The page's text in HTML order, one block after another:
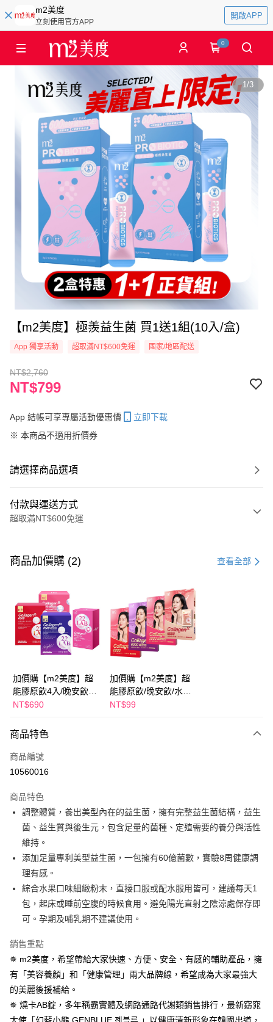
m2美度
立刻使用官方APP
開啟APP
0
1/3
【m2美度】極羨益生菌 買1送1組(10入/盒)
App 獨享活動 超取滿NT$600免運 國家/地區配送
NT$2,760
NT$799
App 結帳可享專屬活動優惠價
立即下載
※ 本商品不適用折價券
請選擇商品選項
付款與運送方式
超取滿NT$600免運
信用卡一次付款
LINE Pay
Apple Pay
街口支付
悠遊付
大哥付你分期
相關說明
1.本服務由台灣大哥大提供，台灣大哥大用戶可立即使用無須另外申請。
流程，驗證手機門號後，選擇欲分期的期數、繳款截止日，確認付款後即完
成交易。
消。如遇「轉專審核」未通過狀況，表示未達大哥付你分期系統評分，恕無
法說明評估內容。
【繳款方式說明】
1.分期款項不併入電信帳單，「大哥付你分期」於每月結算日後寄送繳費提
醒簡訊。
2.透過簡訊連結打開帳單後，可選擇「超商條碼／台灣大直營門市／銀行轉
【注意事項】
1.本服務係由「台灣大哥大股份有限公司」（以下簡稱本公司）所提供，讓
用戶於交易時，得透過本服務購買商品或服務，並由商店將買賣／分期付款
買賣價金債權讓與本公司後，依約使用本公司帳單繳交帳款。
資料（包含姓名、電話或地址）提供予台灣大哥大進項蒐集、處理及利用，
由本公司與您本人進行分期帳單所需資料之確認、核對及更正。
3.完整用戶服務條款，請詳閱以下連結：https://oppay.tw/userRule
AFTEE先享後付
【關於「AFTEE先享後付」】
AFTEE先享後付是「在收到商品之後才付款」的支付方式。 讓您購物簡單
１．簡單：不需註冊會員、不需綁卡、不需儲值。
３．安心：先確認商品／服務後，再付款。
【「AFTEE先享後付」結帳流程】
１．於結帳方式選擇「AFTEE先享後付」後，將跳轉至「AFTEE先享後付」
結帳頁面，進行簡訊認證並確認金額後，即可完成結帳。
２．訂單成立數日內，您將收到繳費通知簡訊。
３．收到繳費通知簡訊後14天內，點擊此簡訊中的連結，可透過四大超商／
ATM／網路銀行／等多元方式進行付款，方視為交易完成。
※ 請注意：結帳手續完成當下不需立刻繳費，但若您需要取消訂單，請聯絡
購買商品的店家。未經商家同意取消之訂單仍視為有效，需透過AFTEE先享
是否繳費成功／繳費後需取消欲退款等相關疑問，請聯繫「AFTEE先享後付
客戶支援中心」https://netprotections.freshdesk.com/support/home
【注意事項】
１．透過由恩沛科技股份有限公司提供之「AFTEE先享後付」服務完成之交
易，需依本服務之必要範圍內提供個人資料，並將交易相關給付款項請求債
權轉讓予恩沛科技股份有限公司。
ATM付款
運送方式
每筆NT$100，滿NT$600(含以上)免運費
付款後全家取貨
每筆NT$100，滿NT$600(含以上)免運費
萊爾富取貨付款
每筆NT$100，滿NT$600(含以上)免運費
付款後萊爾富取貨
每筆NT$100，滿NT$600(含以上)免運費
7-11取貨付款
每筆NT$100，滿NT$600(含以上)免運費
付款後7-11取貨
商品加價購 (2) 查看全部
加價購【m2美度】超
能膠原飲4入/晚安飲4
入/水光飲4入/新生飲4
NT$690
加價購【m2美度】超
能膠原飲/晚安飲/水光
飲/新生飲 -(1入/任選1
NT$99
商品特色
商品編號
10560016
商品特色
調整體質，養出美型內在的益生菌，擁有完整益生菌結構，益生
菌、益生質與後生元，包含足量的菌種、定殖需要的養分與活性
維持。
添加足量專利美型益生菌，一包擁有60億菌數，實驗8周健康調
理有感。
綜合水果口味細緻粉末，直接口服或配水服用皆可，建議每天1
包，起床或睡前空腹的時候食用。避免陽光直射之陰涼處保存即
可。孕期及哺乳期不建議使用。
銷售重點
✵ m2美度，希望帶給大家快速、方便、安全、有感的輔助產品，擁
有「美容養顏」和「健康管理」兩大品牌線，希望成為大家最強大
的美麗後援補給。
✵ 燒卡AB錠，多年稱霸實體及網路通路代謝類銷售排行，最新窈窕
大使「幻藍小熊 GENBLUE 젠블루 」以健康清新形象在韓國出道，